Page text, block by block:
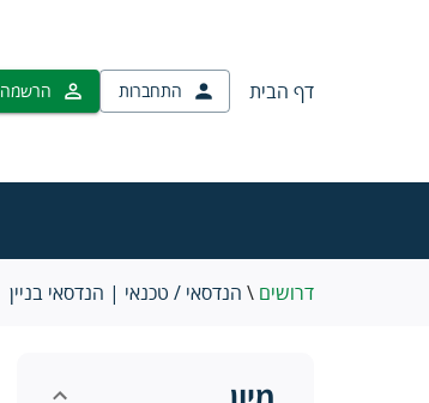
דף הבית התחברות הרשמה
דרושים \ הנדסאי / טכנאי | הנדסאי בניין